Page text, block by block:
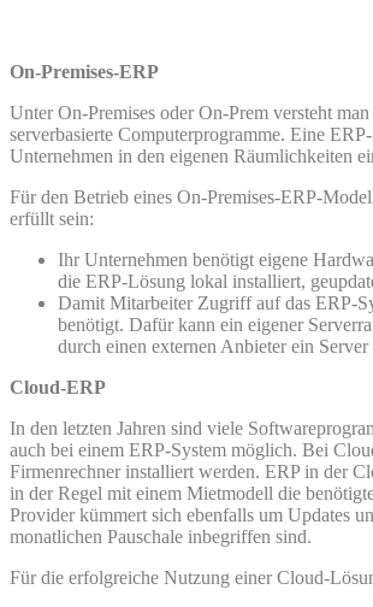
On-Premises-ERP
Unter On-Premises oder On-Prem versteht
serverbasierte Computerprogramme. Eine
Unternehmen in den eigenen Räumlichkeiten
Für den Betrieb eines On-Premises-ERP-
erfüllt sein:
Ihr Unternehmen benötigt eigene
die ERP-Lösung lokal installiert,
Damit Mitarbeiter Zugriff auf das ERP-
benötigt. Dafür kann ein eigener
durch einen externen Anbieter ein
Cloud-ERP
In den letzten Jahren sind viele
auch bei einem ERP-System möglich. Bei
Firmenrechner installiert werden. ERP in der
in der Regel mit einem Mietmodell die
Provider kümmert sich ebenfalls um Updates
monatlichen Pauschale inbegriffen sind.
Für die erfolgreiche Nutzung einer Cloud-